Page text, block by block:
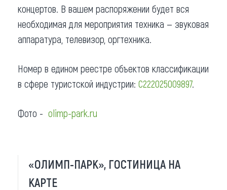
концертов. В вашем распоряжении будет вся
необходимая для мероприятия техника — звуковая
аппаратура, телевизор, оргтехника.
Номер в едином реестре объектов классификации
в сфере туристской индустрии: С222025009897.
Фото - olimp-park.ru
«ОЛИМП-ПАРК», ГОСТИНИЦА НА
КАРТЕ